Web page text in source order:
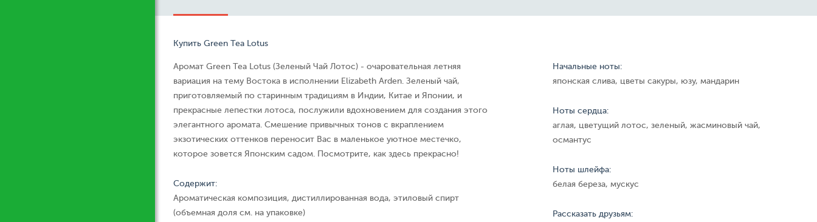
Купить Green Tea Lotus
Аромат Green Tea Lotus (Зеленый Чай Лотос) - очаровательная летняя
вариация на тему Востока в исполнении Elizabeth Arden. Зеленый чай,
приготовляемый по старинным традициям в Индии, Китае и Японии, и
прекрасные лепестки лотоса, послужили вдохновением для создания этого
элегантного аромата. Смешение привычных тонов с вкраплением
экзотических оттенков переносит Вас в маленькое уютное местечко,
которое зовется Японским садом. Посмотрите, как здесь прекрасно!
Содержит:
Ароматическая композиция, дистиллированная вода, этиловый спирт
(объемная доля см. на упаковке)
Начальные ноты:
японская слива, цветы сакуры, юзу, мандарин
Ноты сердца:
аглая, цветущий лотос, зеленый, жасминовый чай,
османтус
Ноты шлейфа:
белая береза, мускус
Рассказать друзьям: